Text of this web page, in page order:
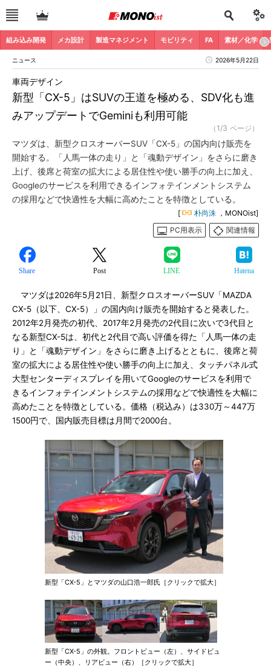
組み込み開発 メカ設計 製造マネジメント モビリティ FA 素材／化学
ニュース 2026年5月22日
新型「CX-5」はSUVの王道を極める、SDV化も進
みアップデートでGeminiも利用可能
車両デザイン
（1/3 ページ）
マツダは、新型クロスオーバーSUV「CX-5」の国内向け販売を
開始する。「人馬一体の走り」と「魂動デザイン」をさらに磨き
上げ、後席と荷室の拡大による居住性や使い勝手の向上に加え、
Googleのサービスを利用できるインフォテインメントシステム
の採用などで快適性を大幅に高めたことを特徴としている。
[ 朴尚洙 ，MONOist]
PC用表示
関連情報
Share Post LINE Hatena
マツダは2026年5月21日、新型クロスオーバーSUV「MAZDA
CX-5（以下、CX-5）」の国内向け販売を開始すると発表した。
2012年2月発売の初代、2017年2月発売の2代目に次いで3代目と
なる新型CX-5は、初代と2代目で高い評価を得た「人馬一体の走
り」と「魂動デザイン」をさらに磨き上げるとともに、後席と荷
室の拡大による居住性や使い勝手の向上に加え、タッチパネル式
大型センターディスプレイを用いてGoogleのサービスを利用で
きるインフォテインメントシステムの採用などで快適性を大幅に
高めたことを特徴としている。価格（税込み）は330万～447万
1500円で、国内販売目標は月間で2000台。
新型「CX-5」とマツダの山口浩一郎氏［クリックで拡大］
新型「CX-5」の外観。フロントビュー（左）、サイドビュ
ー（中央）、リアビュー（右）［クリックで拡大］